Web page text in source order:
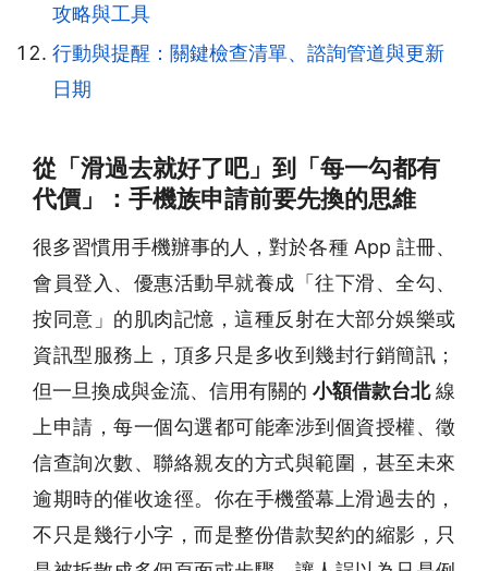
攻略與工具
行動與提醒：關鍵檢查清單、諮詢管道與更新
日期
從「滑過去就好了吧」到「每一勾都有
代價」：手機族申請前要先換的思維
很多習慣用手機辦事的人，對於各種 App 註冊、
會員登入、優惠活動早就養成「往下滑、全勾、
按同意」的肌肉記憶，這種反射在大部分娛樂或
資訊型服務上，頂多只是多收到幾封行銷簡訊；
但一旦換成與金流、信用有關的 小額借款台北線
上申請，每一個勾選都可能牽涉到個資授權、徵
信查詢次數、聯絡親友的方式與範圍，甚至未來
逾期時的催收途徑。你在手機螢幕上滑過去的，
不只是幾行小字，而是整份借款契約的縮影，只